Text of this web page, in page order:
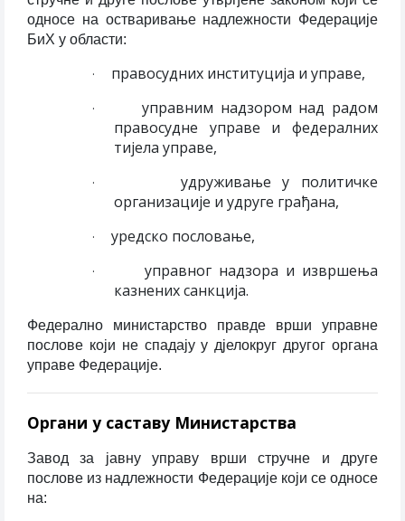
односе на остваривање надлежности Федерације
БиХ у области:
· правосудних институција и управе,
·
управним надзором над радом
правосудне управе и федералних
тијела управе,
·
удруживање у политичке
организације и удруге грађана,
· уредско пословање,
·
управног надзора и извршења
казнених санкција.
Федерално министарство правде врши управне
послове који не спадају у дјелокруг другог органа
управе Федерације.
Органи у саставу Министарства
Завод за јавну управу врши стручне и друге
послове из надлежности Федерације који се односе
на: